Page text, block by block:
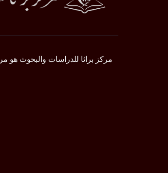
مركز براثا للدراسات والبحوث